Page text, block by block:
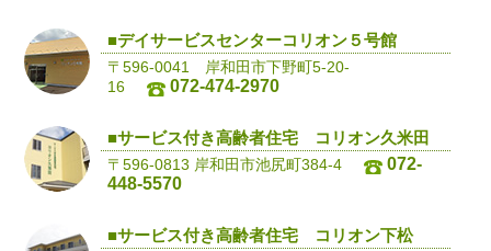
■デイサービスセンターコリオン５号館
〒596-0041 岸和田市下野町5-20-
16
072-474-2970
■サービス付き高齢者住宅 コリオン久米田
〒596-0813 岸和田市池尻町384-4
072-
448-5570
■サービス付き高齢者住宅 コリオン下松